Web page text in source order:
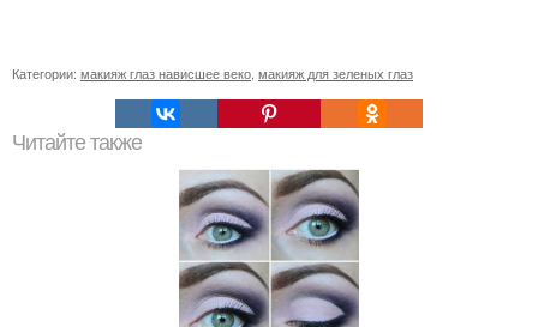
Категории: макияж глаз нависшее веко, макияж для зеленых глаз
Читайте также